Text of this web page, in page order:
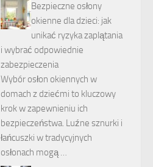
Bezpieczne osłony
okienne dla dzieci: jak
unikać ryzyka zaplątania
i wybrać odpowiednie
zabezpieczenia
Wybór osłon okiennych w
domach z dziećmi to kluczowy
krok w zapewnieniu ich
bezpieczeństwa. Luźne sznurki i
łańcuszki w tradycyjnych
osłonach mogą …